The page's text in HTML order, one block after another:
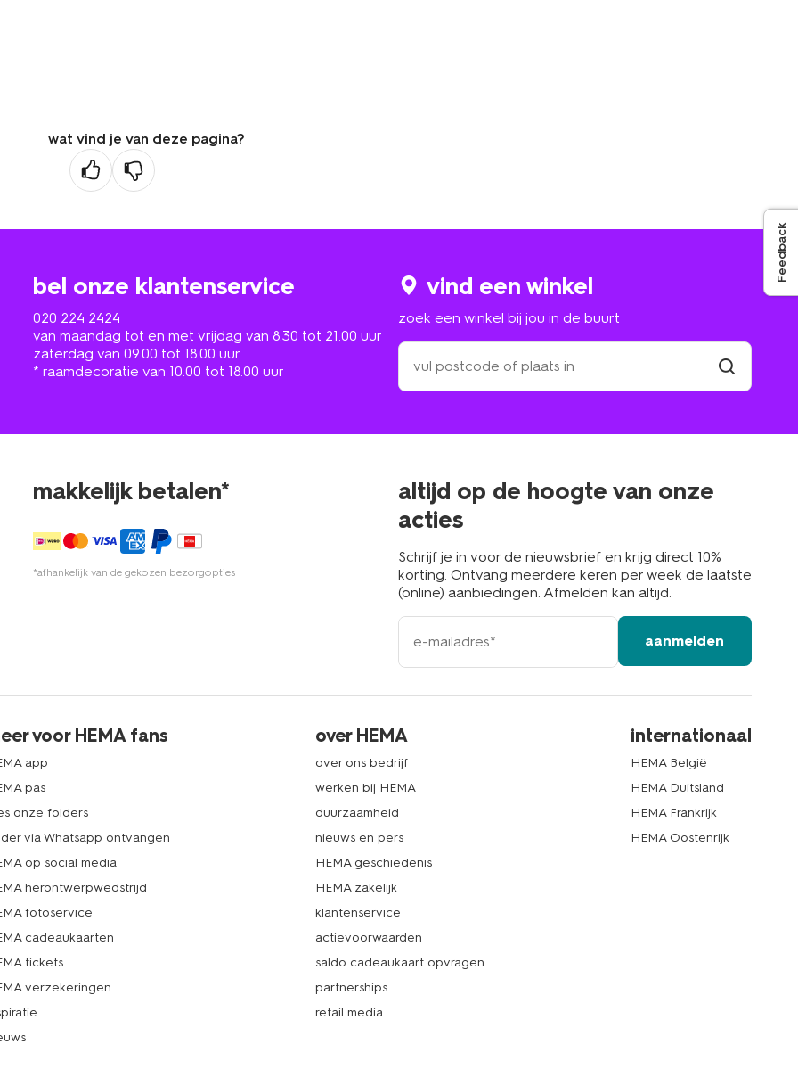
wat vind je van deze pagina?
bel onze klantenservice
020 224 2424
van maandag tot en met vrijdag van 8.30 tot 21.00 uur
zaterdag van 09.00 tot 18.00 uur
* raamdecoratie van 10.00 tot 18.00 uur
vind een winkel
zoek een winkel bij jou in de buurt
zoek
een
winkel
in
makkelijk betalen*
*afhankelijk van de gekozen bezorgopties
altijd op de hoogte van onze
acties
Schrijf je in voor de nieuwsbrief en krijg direct 10%
korting. Ontvang meerdere keren per week de laatste
(online) aanbiedingen. Afmelden kan altijd.
e-
mailadres
aanmelden
voor HEMA fans
app
pas
onze folders
via Whatsapp ontvangen
op social media
herontwerpwedstrijd
fotoservice
cadeaukaarten
tickets
verzekeringen
over HEMA
over ons bedrijf
werken bij HEMA
duurzaamheid
nieuws en pers
HEMA geschiedenis
HEMA zakelijk
klantenservice
actievoorwaarden
saldo cadeaukaart opvragen
partnerships
retail media
internationaal
HEMA België
HEMA Duitsland
HEMA Frankrijk
HEMA Oostenrijk
Feedback